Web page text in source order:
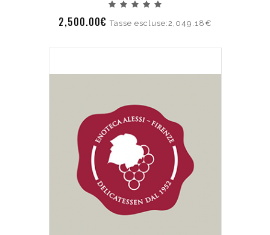
2,500.00€Tasse escluse:2,049.18€